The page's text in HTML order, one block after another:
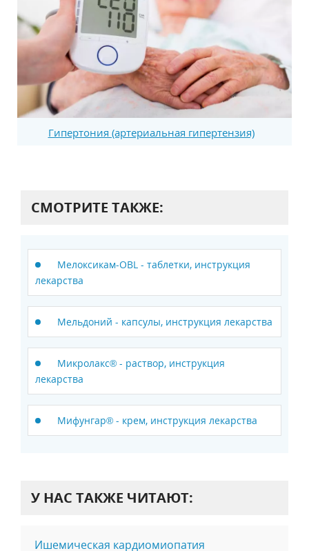
Гипертония (артериальная гипертензия)
СМОТРИТЕ ТАКЖЕ:
Мелоксикам-ОBL - таблетки, инструкция
лекарства
Мельдоний - капсулы, инструкция лекарства
Микролакс® - раствор, инструкция
лекарства
Мифунгар® - крем, инструкция лекарства
У НАС ТАКЖЕ ЧИТАЮТ:
Ишемическая кардиомиопатия